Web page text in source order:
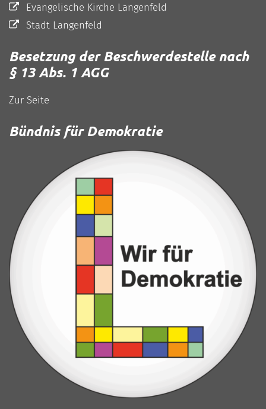
Evangelische Kirche Langenfeld
Stadt Langenfeld
Besetzung der Beschwerdestelle nach
§ 13 Abs. 1 AGG
Zur Seite
Bündnis für Demokratie